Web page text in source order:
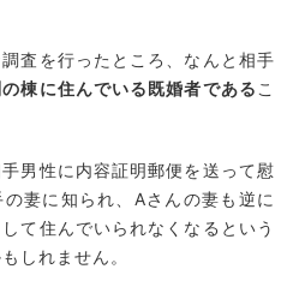
査を行ったところ、なんと相手
棟に住んでいる既婚者である こ
男性に内容証明郵便を送って慰
妻に知られ、Aさんの妻も逆に
て住んでいられなくなるという
しれません。